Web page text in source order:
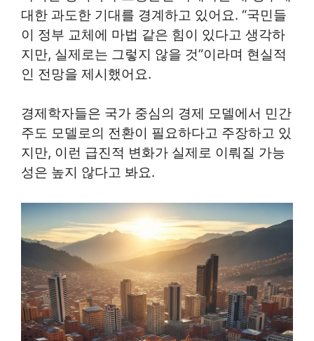
대한 과도한 기대를 경계하고 있어요. “국민들
이 정부 교체에 마법 같은 힘이 있다고 생각하
지만, 실제로는 그렇지 않을 것”이라며 현실적
인 전망을 제시했어요.
경제학자들은 국가 중심의 경제 모델에서 민간
주도 모델로의 전환이 필요하다고 주장하고 있
지만, 이런 급진적 변화가 실제로 이뤄질 가능
성은 높지 않다고 봐요.